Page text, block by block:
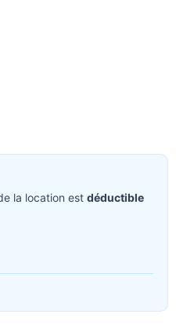
la location est déductible